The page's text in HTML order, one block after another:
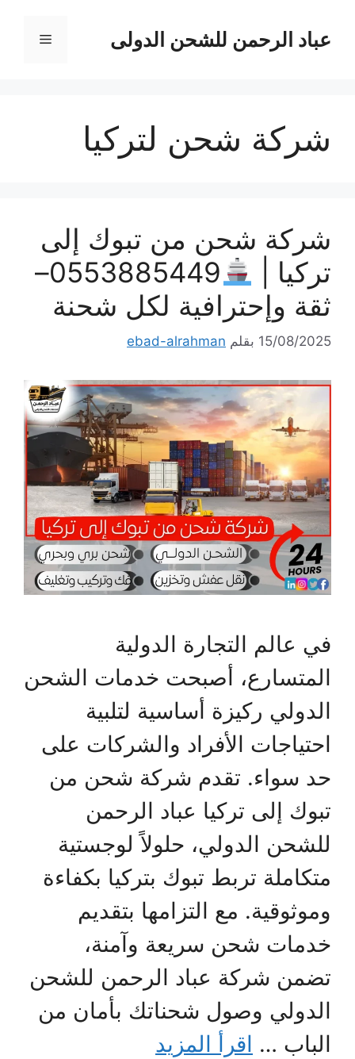
المحتوىعباد الرحمن للشحن الدولى القائمة
شركة شحن لتركيا
شركة شحن من تبوك إلى
تركيا |
0553885449–
ثقة وإحترافية لكل شحنة
15/08/2025 بقلم ebad-alrahman
في عالم التجارة الدولية
المتسارع، أصبحت خدمات الشحن
الدولي ركيزة أساسية لتلبية
احتياجات الأفراد والشركات على
حد سواء. تقدم شركة شحن من
تبوك إلى تركيا عباد الرحمن
للشحن الدولي، حلولاً لوجستية
متكاملة تربط تبوك بتركيا بكفاءة
وموثوقية. مع التزامها بتقديم
خدمات شحن سريعة وآمنة،
تضمن شركة عباد الرحمن للشحن
الدولي وصول شحناتك بأمان من
الباب … اقرأ المزيد